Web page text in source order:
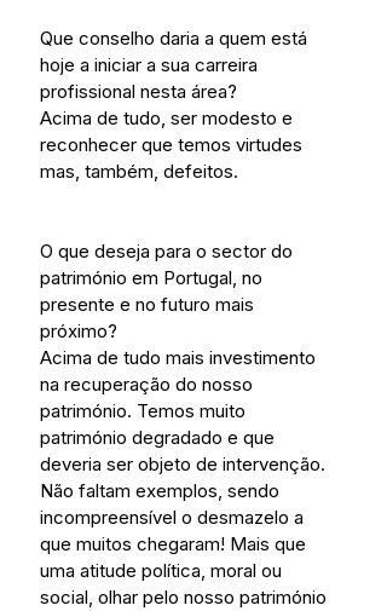
Que conselho daria a quem está
hoje a iniciar a sua carreira
profissional nesta área?
Acima de tudo, ser modesto e
reconhecer que temos virtudes
mas, também, defeitos.
O que deseja para o sector do
património em Portugal, no
presente e no futuro mais
próximo?
Acima de tudo mais investimento
na recuperação do nosso
património. Temos muito
património degradado e que
deveria ser objeto de intervenção.
Não faltam exemplos, sendo
incompreensível o desmazelo a
que muitos chegaram! Mais que
uma atitude política, moral ou
social, olhar pelo nosso património